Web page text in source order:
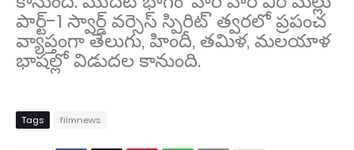
పార్ట్-1 స్వార్డ్ వర్సెస్ స్పిరిట్' త్వరలో ప్రపంచ
వ్యాప్తంగా తెలుగు, హిందీ, తమిళ, మలయాళ
భాషల్లో విడుదల కానుంది.
Tags filmnews